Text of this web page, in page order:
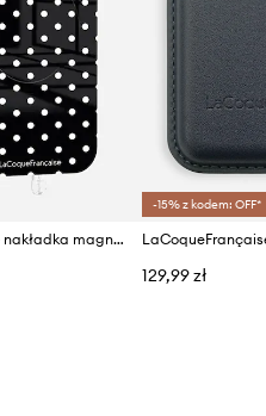
LaCoqueFrançaise nakładka magnetyczna na etui Iphone 17 pm
-15% z kodem: OFF*
129,99 zł